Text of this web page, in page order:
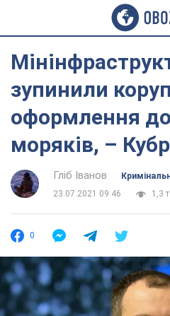
зупинили
оформлення
моряків, –
Гліб Іванов
23.07.2021 09:46
1,3 т.
0